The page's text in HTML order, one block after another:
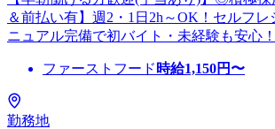
＆前払い有】週2・1日2h～OK！セルフ
ニュアル完備で初バイト・未経験も安心
ファーストフード 時給1,150円〜
勤務地